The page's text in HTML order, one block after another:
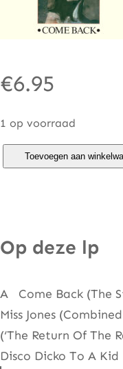
€6.95
1 op voorraad
y
a
h
–
C
Toevoegen aan
Op deze lp
A Come Back (The
Miss Jones
(‘The Return Of The
Disco Dicko To A